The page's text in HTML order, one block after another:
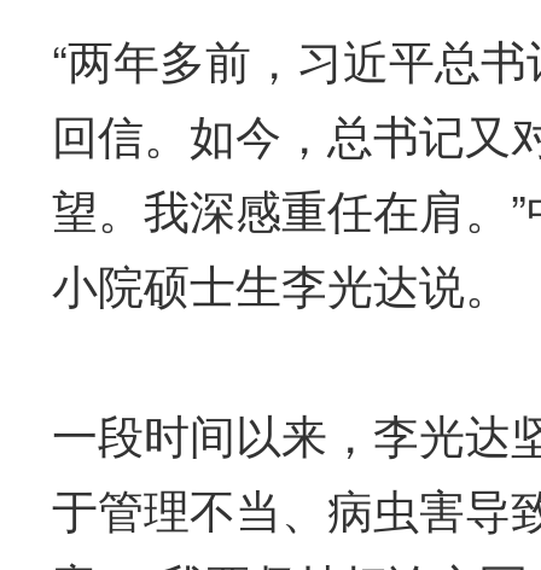
“两年多前，习近平总
回信。如今，总书记又
望。我深感重任在肩。
小院硕士生李光达说。
一段时间以来，李光达
于管理不当、病虫害导